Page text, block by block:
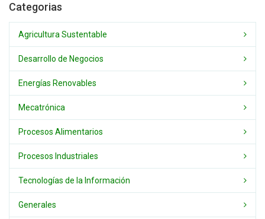
Categorias
Agricultura Sustentable
Desarrollo de Negocios
Energías Renovables
Mecatrónica
Procesos Alimentarios
Procesos Industriales
Tecnologías de la Información
Generales